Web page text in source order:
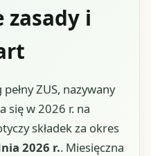
zasady i
ZUS, nazywany
się w 2026 r. na
składek za okres
2026 r.. Miesięczna